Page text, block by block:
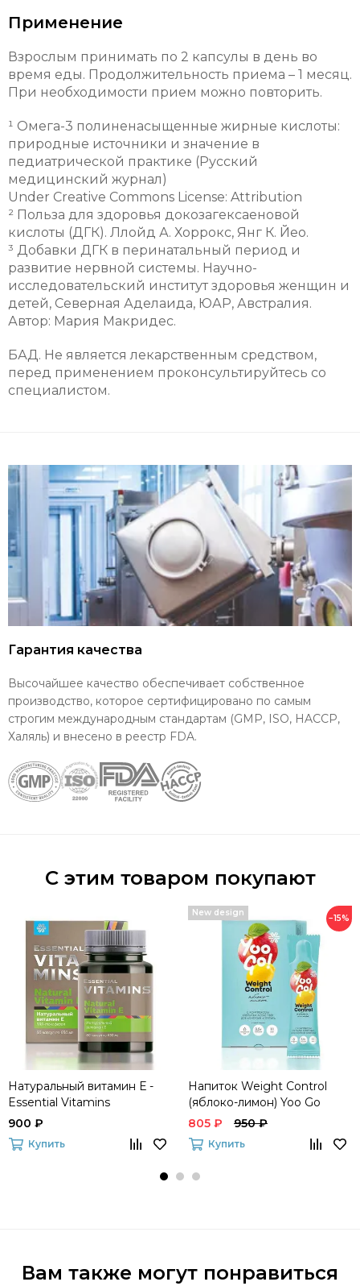
Применение
Взрослым принимать по 2 капсулы в день во
время еды. Продолжительность приема – 1 месяц.
При необходимости прием можно повторить.
¹ Омега-3 полиненасыщенные жирные кислоты:
природные источники и значение в
педиатрической практике (Русский
медицинский журнал)
Under Creative Commons License: Attribution
² Польза для здоровья докозагексаеновой
кислоты (ДГК). Ллойд А. Хоррокс, Янг К. Йео.
³ Добавки ДГК в перинатальный период и
развитие нервной системы. Научно-
исследовательский институт здоровья женщин и
детей, Северная Аделаида, ЮАР, Австралия.
Автор: Мария Макридес.
БАД. Не является лекарственным средством,
перед применением проконсультируйтесь со
специалистом.
Гарантия качества
Высочайшее качество обеспечивает собственное
производство, которое сертифицировано по самым
строгим международным стандартам (GMP, ISO, HACCP,
Халяль) и внесено в реестр FDA.
С этим товаром покупают
Натуральный витамин Е -
Essential Vitamins
900 ₽
Купить
New design
−15%
Напиток Weight Control
(яблоко-лимон) Yoo Go
805 ₽
950 ₽
Купить
Вам также могут понравиться